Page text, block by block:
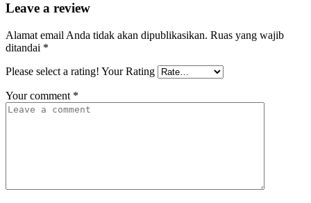
Leave a review
Alamat email Anda tidak akan dipublikasikan. Ruas yang wajib
ditandai *
Please select a rating! Your Rating
Your comment *